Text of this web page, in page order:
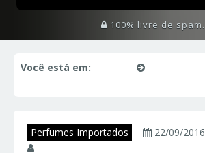
100% livre de spam.
Você está em:
Perfumes Importados
22/09/2016